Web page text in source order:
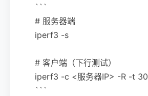
```
# 服务器端
iperf3 -s
# 客户端（下行测试）
iperf3 -c <服务器IP> -R -t 30
```